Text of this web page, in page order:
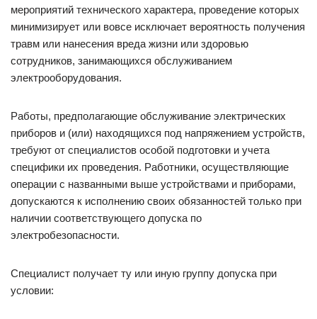
мероприятий технического характера, проведение которых
минимизирует или вовсе исключает вероятность получения
травм или нанесения вреда жизни или здоровью
сотрудников, занимающихся обслуживанием
электрооборудования.
Работы, предполагающие обслуживание электрических
приборов и (или) находящихся под напряжением устройств,
требуют от специалистов особой подготовки и учета
специфики их проведения. Работники, осуществляющие
операции с названными выше устройствами и приборами,
допускаются к исполнению своих обязанностей только при
наличии соответствующего допуска по
электробезопасности.
Специалист получает ту или иную группу допуска при
условии: